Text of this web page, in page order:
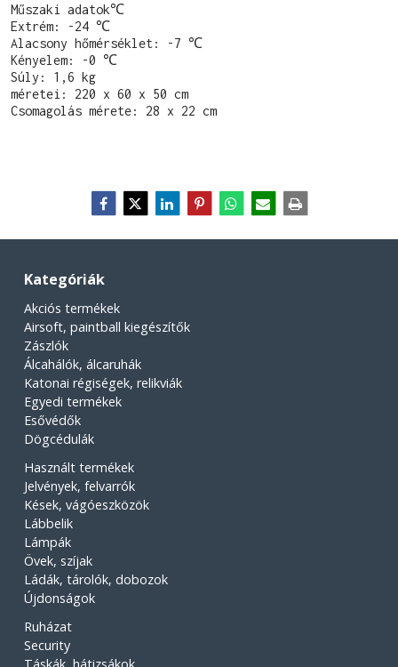
Műszaki adatok℃
Extrém: -24 ℃
Alacsony hőmérséklet: -7 ℃
Kényelem: -0 ℃
Súly: 1,6 kg
méretei: 220 x 60 x 50 cm
Csomagolás mérete: 28 x 22 cm
Kategóriák
Akciós termékek
Airsoft, paintball kiegészítők
Zászlók
Álcahálók, álcaruhák
Katonai régiségek, relikviák
Egyedi termékek
Esővédők
Dögcédulák
Használt termékek
Jelvények, felvarrók
Kések, vágóeszközök
Lábbelik
Lámpák
Övek, szíjak
Ládák, tárolók, dobozok
Újdonságok
Ruházat
Security